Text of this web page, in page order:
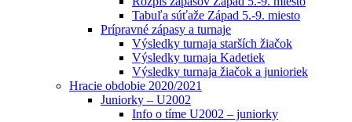
Tabuľa súťaže Západ 5.-9. miesto
Prípravné zápasy a turnaje
Výsledky turnaja starších žiačok
Výsledky turnaja Kadetiek
Výsledky turnaja žiačok a junioriek
Hracie obdobie 2020/2021
Juniorky – U2002
Info o tíme U2002 – juniorky